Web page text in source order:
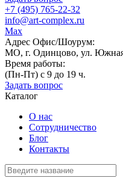
+7 (495) 765-22-32
info@art-complex.ru
Max
Адрес Офис/Шоурум:
МО, г. Одинцово, ул.
Время работы:
(Пн-Пт) с 9 до 19 ч.
Задать вопрос
Каталог
О нас
Сотрудничество
Блог
Контакты